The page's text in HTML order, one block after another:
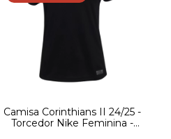
Camisa Corinthians II 24/25 -
Torcedor Nike Feminina -